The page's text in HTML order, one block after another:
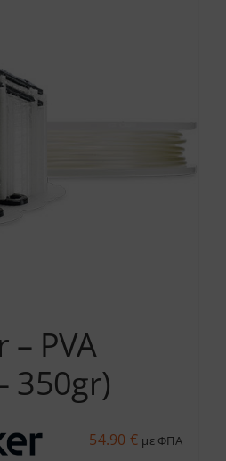
Blog
PVA
350gr)
54.90 € με ΦΠΑ